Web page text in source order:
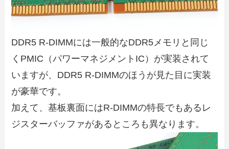
DDR5 R-DIMMには一般的なDDR5メモリと同じ
くPMIC（パワーマネジメントIC）が実装されて
いますが、DDR5 R-DIMMのほうが見た目に実装
が豪華です。
加えて、基板裏面にはR-DIMMの特長でもあるレ
ジスターバッファがあるところも異なります。